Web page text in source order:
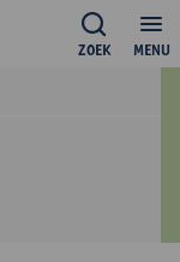
MENU
ZOEK